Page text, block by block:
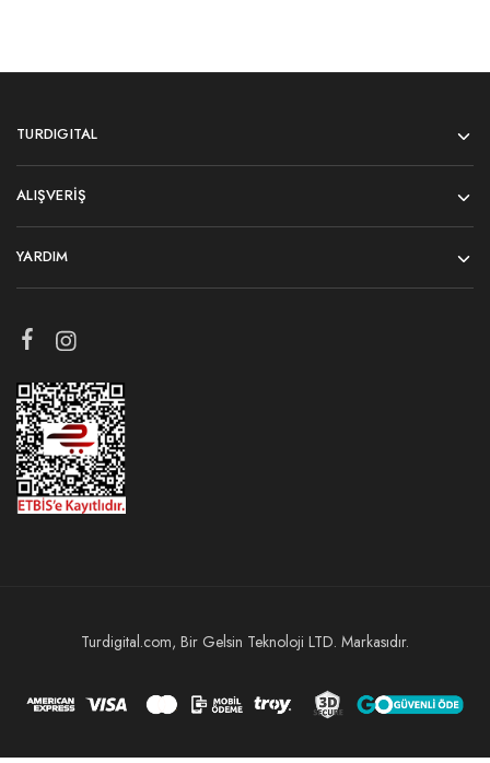
TURDIGITAL
ALIŞVERIŞ
YARDIM
Turdigital.com, Bir Gelsin Teknoloji LTD. Markasıdır.